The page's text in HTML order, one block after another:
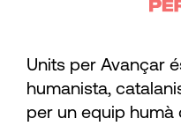
Units per Avançar
humanista,
per un equip humà